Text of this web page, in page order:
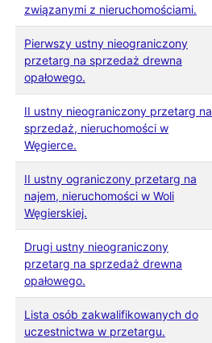
związanymi z nieruchomościami.
Pierwszy ustny nieograniczony
przetarg na sprzedaż drewna
opałowego.
II ustny nieograniczony przetarg na
sprzedaż, nieruchomości w
Węgierce.
II ustny ograniczony przetarg na
najem, nieruchomości w Woli
Węgierskiej.
Drugi ustny nieograniczony
przetarg na sprzedaż drewna
opałowego.
Lista osób zakwalifikowanych do
uczestnictwa w przetargu.